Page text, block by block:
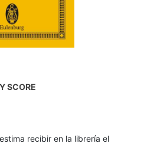
SCORE
recibir en la librería el